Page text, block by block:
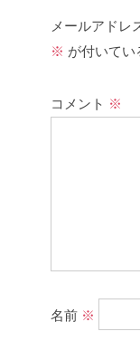
メールアドレ
※ が付いてい
コメント ※
名前 ※